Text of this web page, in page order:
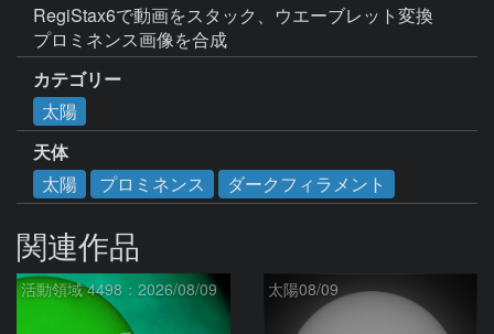
RegiStax6で動画をスタック、ウエーブレット変換
プロミネンス画像を合成
カテゴリー
太陽
天体
太陽
プロミネンス ダークフィラメント
関連作品
活動領域 4498：2026/08/09 太陽08/09